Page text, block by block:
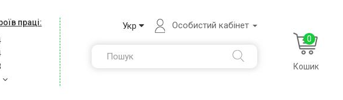
праці:
Укр Особистий кабінет
0
Кошик